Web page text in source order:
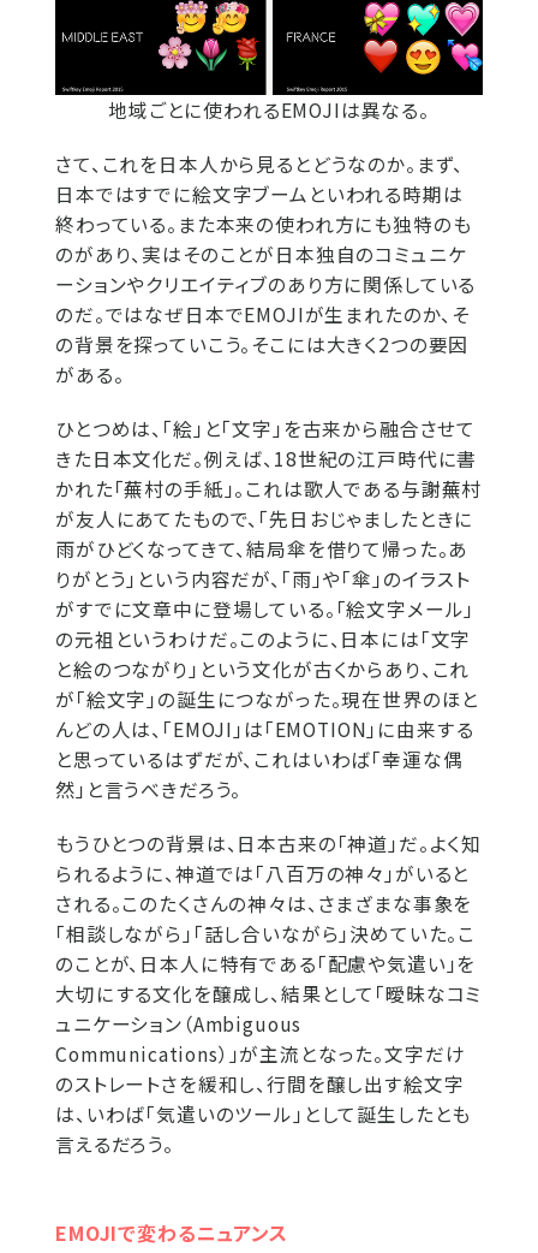
地域ごとに使われるEMOJIは異なる。
さて、これを日本人から見るとどうなのか。まず、
日本ではすでに絵文字ブームといわれる時期は
終わっている。また本来の使われ方にも独特のも
のがあり、実はそのことが日本独自のコミュニケ
ーションやクリエイティブのあり方に関係している
のだ。ではなぜ日本でEMOJIが生まれたのか、そ
の背景を探っていこう。そこには大きく2つの要因
がある。
ひとつめは、「絵」と「文字」を古来から融合させて
きた日本文化だ。例えば、18世紀の江戸時代に書
かれた「蕪村の手紙」。これは歌人である与謝蕪村
が友人にあてたもので、「先日おじゃましたときに
雨がひどくなってきて、結局傘を借りて帰った。あ
りがとう」という内容だが、「雨」や「傘」のイラスト
がすでに文章中に登場している。「絵文字メール」
の元祖というわけだ。このように、日本には「文字
と絵のつながり」という文化が古くからあり、これ
が「絵文字」の誕生につながった。現在世界のほと
んどの人は、「EMOJI」​は「EMOTION」に由来する
と思っているはずだが、これはいわば「幸運な偶
然」と言うべきだろう。
もうひとつの背景は、日本古来の「神道」だ。よく知
られるように、神道では「八百万の神々」がいると
される。このたくさんの神々は、さまざまな事象を
「相談しながら」「話し合いながら」決めていた。こ
のことが、日本人に特有である「配慮や気遣い」を
大切にする文化を醸成し、結果として「曖昧なコミ
ュニケーション（Ambiguous
Communications）」が主流となった。文字だけ
のストレートさを緩和し、行間を醸し出す絵文字
は、いわば「気遣いのツール」として誕生したとも
言えるだろう。
EMOJIで変わるニュアンス